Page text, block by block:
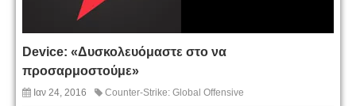
Device: «Δυσκολευόμαστε στο να
προσαρμοστούμε»
Ιαν 24, 2016 Counter-Strike: Global Offensive